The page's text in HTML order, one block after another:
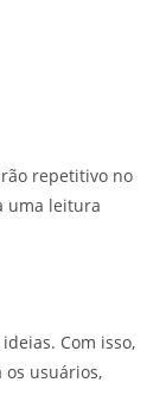
repetitivo no
uma leitura
Com isso,
usuários,